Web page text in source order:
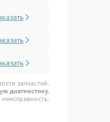
запчастей.
диагностику.